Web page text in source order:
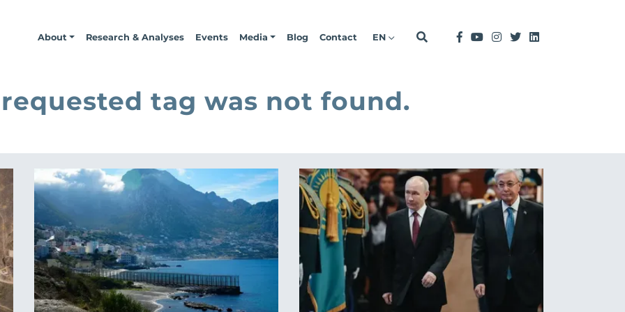
About Research & Analyses Events Media Blog Contact EN
tag was not found.